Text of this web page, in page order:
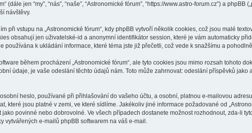
jen “my”, “nás”, “naše”, “Astronomické fórum”, “https://www.astro-forum.cz”) a phpBB
návštěvy.
při vstupu na „Astronomické fórum“, kdy phpBB vytvoří několik cookies, což jsou malé
obsahují jen uživatelské-id a anonymní identifikátor session, které je vám automaticky
používána k ukládání informace, které téma jste již přečetli, což vede k snažšímu a
během procházení „Astronomické fórum“, ale tyto cookies jsou mimo rozsah tohoto
údaje, je vaše odeslání těchto údajů nám. Toto může zahrnovat: odeslání příspěvků jako
heslo, používané při přihlašování do vašeho účtu, a osobní, platnou e-mailovou
které jsou platné v zemi, ve které sídlíme. Jakékoliv jiné informace požadované od
povinné nebo dobrovolné. Ve všech případech dostanete možnost rozhodnout, zda-li
vytvářených e-mailů phpBB softwarem na váš e-mail.